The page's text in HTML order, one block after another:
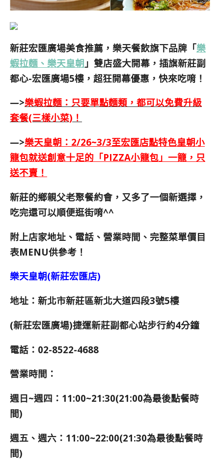
新莊宏匯廣場美食推薦，樂天餐飲旗下品牌「樂
蝦拉麵、樂天皇朝 」雙店盛大開幕，插旗新莊副
都心-宏匯廣場5樓，超狂開幕優惠，快來吃唷！
—>樂蝦拉麵：只要單點麵類，都可以免費升級
套餐(三樣小菜)！
—>樂天皇朝：2/26~3/3至宏匯店點特色皇朝小
籠包就送創意十足的「PIZZA小籠包」一籠，只
送不賣 ！
新莊的鄉親父老聚餐約會，又多了一個新選擇，
吃完還可以順便逛街唷^^
附上店家地址、電話、營業時間、完整菜單價目
表MENU供參考！
樂天皇朝(新莊宏匯店)
地址：新北市新莊區新北大道四段3號5樓
(新莊宏匯廣場)捷運新莊副都心站步行約4分鐘
電話：02-8522-4688
營業時間：
週日~週四：11:00~21:30(21:00為最後點餐時
間)
週五、週六：11:00~22:00(21:30為最後點餐時
間)